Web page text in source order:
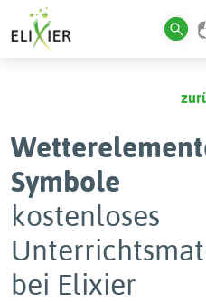
Symbole
kostenloses
bei Elixier